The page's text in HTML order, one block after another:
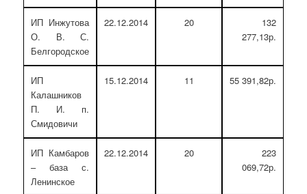
ИП Инжутова
О. В. С.
Белгородское
22.12.2014 20
132
277,13р.
ИП
Калашников
П. И. п.
Смидовичи
15.12.2014 11 55 391,82р.
ИП Камбаров
– база с.
Ленинское
22.12.2014 20
223
069,72р.